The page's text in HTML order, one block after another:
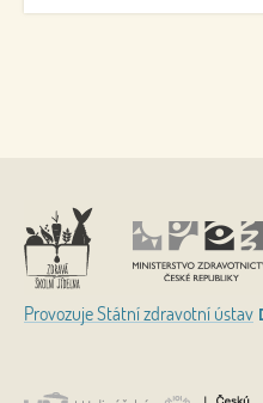
Provozuje Státní zdravotní ústav